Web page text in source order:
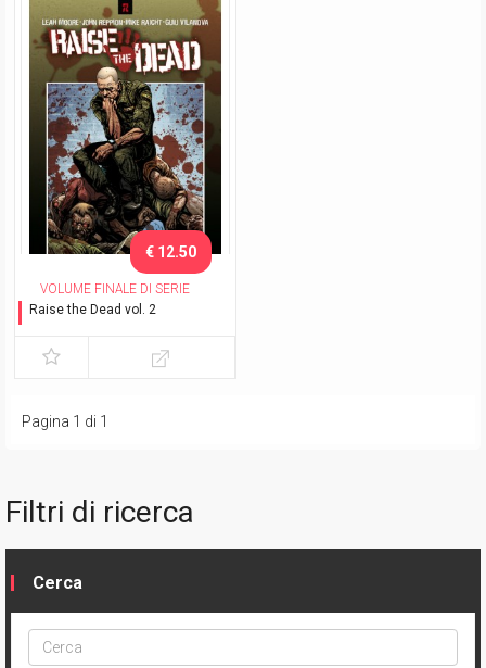
VOLUME FINALE DI SERIE
Raise the Dead vol. 2
€ 12.50
Pagina 1 di 1
Filtri di ricerca
Cerca
Cerca
ptype